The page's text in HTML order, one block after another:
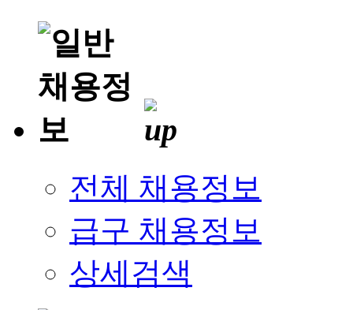
전체 채용정보
급구 채용정보
상세검색